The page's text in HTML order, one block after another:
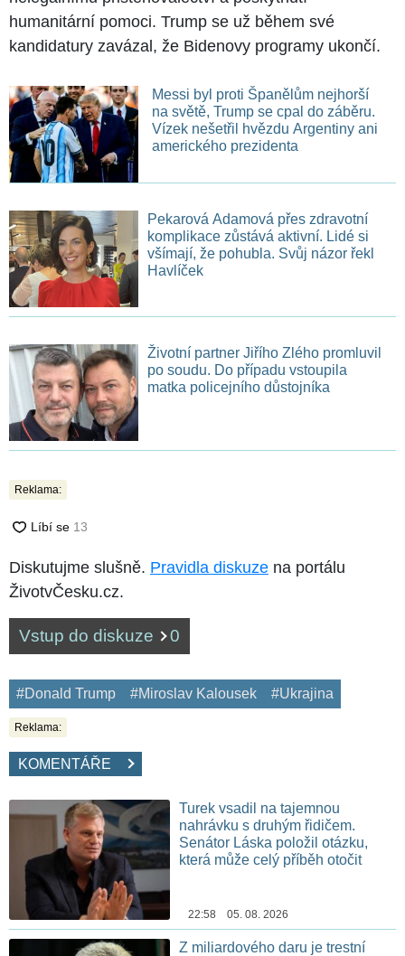
humanitární pomoci. Trump se už během své
kandidatury zavázal, že Bidenovy programy ukončí.
Messi byl proti Španělům nejhorší
na světě, Trump se cpal do záběru.
Vízek nešetřil hvězdu Argentiny ani
amerického prezidenta
Pekarová Adamová přes zdravotní
komplikace zůstává aktivní. Lidé si
všímají, že pohubla. Svůj názor řekl
Havlíček
Životní partner Jiřího Zlého promluvil
po soudu. Do případu vstoupila
matka policejního důstojníka
Reklama:
Diskutujme slušně. Pravidla diskuze na portálu
ŽivotvČesku.cz.
Vstup do diskuze 0
#Donald Trump #Miroslav Kalousek #Ukrajina
Reklama:
KOMENTÁŘE
Turek vsadil na tajemnou
nahrávku s druhým řidičem.
Senátor Láska položil otázku,
která může celý příběh otočit
22:58 05. 08. 2026
Z miliardového daru je trestní